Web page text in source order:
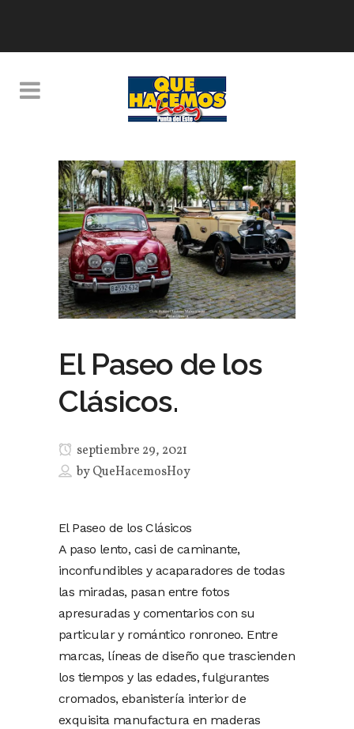
El Paseo de los
Clásicos.
septiembre 29, 2021
byQueHacemosHoy
El Paseo de los Clásicos
A paso lento, casi de caminante,
inconfundibles y acaparadores de todas
las miradas, pasan entre fotos
apresuradas y comentarios con su
particular y romántico ronroneo. Entre
marcas, líneas de diseño que trascienden
los tiempos y las edades, fulgurantes
cromados, ebanistería interior de
exquisita manufactura en maderas